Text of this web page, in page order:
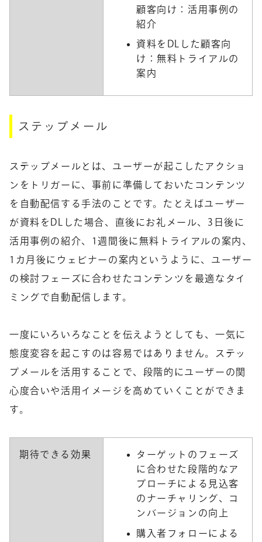
顧客向け：活用事例の
紹介
資料をDLした顧客向
け：無料トライアルの
案内
ステップメール
ステップメールとは、ユーザーが起こしたアクショ
ンをトリガーに、事前に準備しておいたコンテンツ
を自動配信する手法のことです。たとえばユーザー
が資料をDLした場合、直後にお礼メール、3日後に
活用事例の紹介、1週間後に無料トライアルの案内、
1カ月後にウェビナーの案内というように、ユーザー
の検討フェーズに合わせたコンテンツを最適なタイ
ミングで自動配信します。
一度にいろいろなことを伝えようとしても、一気に
態度変容を起こすのは容易ではありません。ステッ
プメールを活用することで、段階的にユーザーの関
心度合いや活用イメージを高めていくことができま
す。
期待できる効果
ターゲットのフェーズ
に合わせた段階的なア
プローチによる見込客
のナーチャリング、コ
ンバージョンの向上
購入者フォローによる